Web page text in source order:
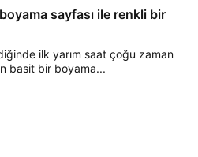
sayfası ile renkli bir
ilk yarım saat çoğu zaman
basit bir boyama...